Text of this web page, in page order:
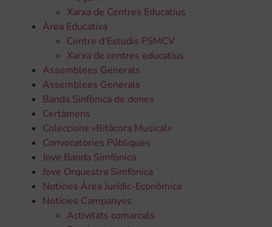
Xarxa de Centres Educatius
Àrea Educativa
Centre d'Estudis FSMCV
Xarxa de centres educatius
Assemblees Generals
Assemblees Generals
Banda Sinfònica de dones
Certàmens
Coleccions «Bitàcora Musical»
Convocatòries Públiques
Jove Banda Simfònica
Jove Orquestra Simfònica
Noticies Àrea Jurídic-Econòmica
Notícies Campanyes
Activitats comarcals